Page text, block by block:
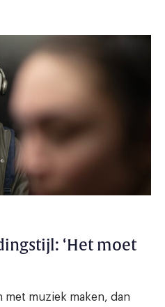
‘Het moet
met muziek maken, dan